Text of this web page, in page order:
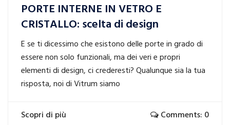
PORTE INTERNE IN VETRO E
CRISTALLO: scelta di design
E se ti dicessimo che esistono delle porte in grado di
essere non solo funzionali, ma dei veri e propri
elementi di design, ci crederesti? Qualunque sia la tua
risposta, noi di Vitrum siamo
Scopri di più Comments: 0